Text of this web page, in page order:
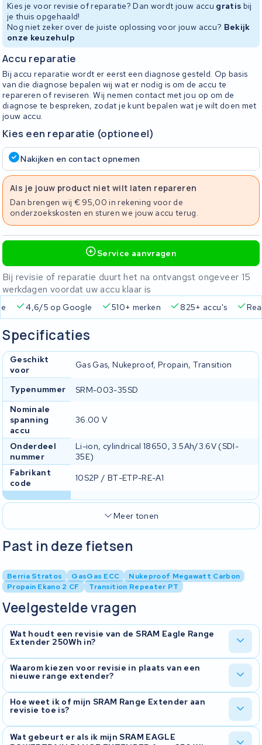
Kies je voor revisie of reparatie? Dan wordt jouw accu gratis bij
je thuis opgehaald!
Nog niet zeker over de juiste oplossing voor jouw accu? Bekijk
onze keuzehulp
Accu reparatie
Bij accu reparatie wordt er eerst een diagnose gesteld. Op basis
van die diagnose bepalen wij wat er nodig is om de accu te
repareren of reviseren. Wij nemen contact met jou op om de
diagnose te bespreken, zodat je kunt bepalen wat je wilt doen met
jouw accu.
Kies een reparatie (optioneel)
Nakijken en contact opnemen
Als je jouw product niet wilt laten repareren
Dan brengen wij € 95,00 in rekening voor de
onderzoekskosten en sturen we jouw accu terug.
Service aanvragen
Bij revisie of reparatie duurt het na ontvangst ongeveer 15
werkdagen voordat uw accu klaar is
4,6/5 op Google 510+ merken 825+ accu's
Specificaties
Geschikt
voor
Gas Gas, Nukeproof, Propain, Transition
Typenummer
SRM-003-35SD
Nominale
spanning
accu
36.00 V
Onderdeel
nummer
Li-ion, cylindrical 18650, 3.5Ah/3.6V (SDI-
35E)
Fabrikant
code
10S2P / BT-ETP-RE-A1
Meer tonen
Past in deze fietsen
Berria Stratos GasGas ECC
Nukeproof Megawatt Carbon
Propain Ekano 2 CF
Transition Repeater PT
Veelgestelde vragen
Wat houdt een revisie van de SRAM Eagle Range
Extender 250Wh in?
Bij een revisie vervangen we de versleten cellen in je SRAM Eagle
Range Extender 250Wh door nieuwe, hoogwaardige cellen. De
originele behuizing en elektronica blijven intact. Zo krijg je weer
de volledige extra capaciteit terug.
Waarom kiezen voor revisie in plaats van een
nieuwe range extender?
Een revisie is vaak voordeliger dan een compleet nieuwe range
extender en bovendien duurzamer. Je bespaart grondstoffen
doordat de originele behuizing hergebruikt wordt. Bij KWS Seuren
hebben we al meer dan 45.000 accu's gereviseerd — met
garantie
Hoe weet ik of mijn SRAM Range Extender aan
revisie toe is?
Typische signalen zijn een sterk verminderde extra capaciteit of de
Wat gebeurt er als ik mijn SRAM EAGLE